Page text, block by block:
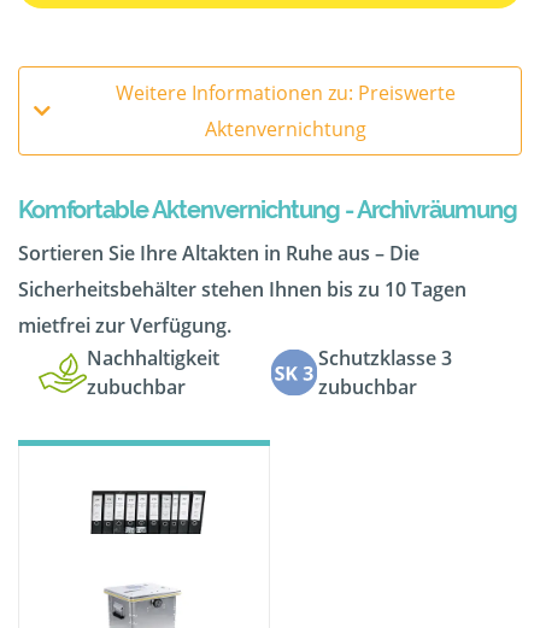
Weitere Informationen zu: Preiswerte
Aktenvernichtung
Komfortable Aktenvernichtung - Archivräumung
Sortieren Sie Ihre Altakten in Ruhe aus – Die
Sicherheitsbehälter stehen Ihnen bis zu 10 Tagen
mietfrei zur Verfügung.
Nachhaltigkeit
zubuchbar
Schutzklasse 3
zubuchbar